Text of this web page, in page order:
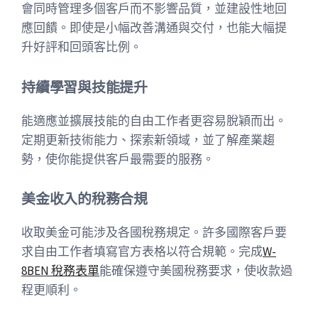
會同時管理多個客戶而不影響品質，並建設性地回
應回饋。即使是小幅改善溝通與交付，也能大幅提
升好評和回頭客比例。
持續學習與技能提升
能適應並擴展技能的自由工作者更容易脫穎而出。
定期更新技術能力、探索新領域，並了解產業趨
勢，使你能提供客戶最需要的服務。
美金收入的稅務合規
收取美金可能涉及各國稅務規定。許多國際客戶要
求自由工作者填寫官方表格以符合規範。完成W-
8BEN 稅務表單能確保遵守美國稅務要求，使收款過
程更順利。